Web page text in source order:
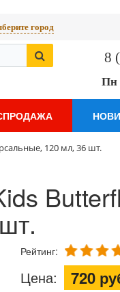
город
8
Пн
120 мл, 36 шт.
Рейтинг:
Цена: 720